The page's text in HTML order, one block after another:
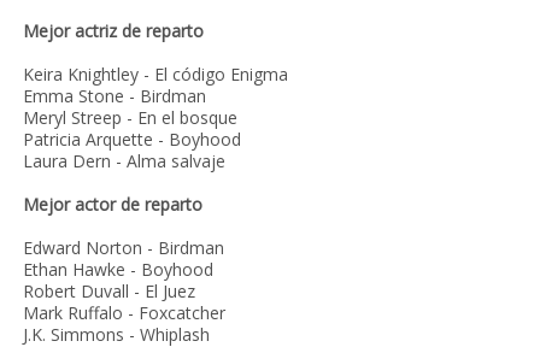
Mejor actriz de reparto
Keira Knightley - El código Enigma
Emma Stone - Birdman
Meryl Streep - En el bosque
Patricia Arquette - Boyhood
Laura Dern - Alma salvaje
Mejor actor de reparto
Edward Norton - Birdman
Ethan Hawke - Boyhood
Robert Duvall - El Juez
Mark Ruffalo - Foxcatcher
J.K. Simmons - Whiplash